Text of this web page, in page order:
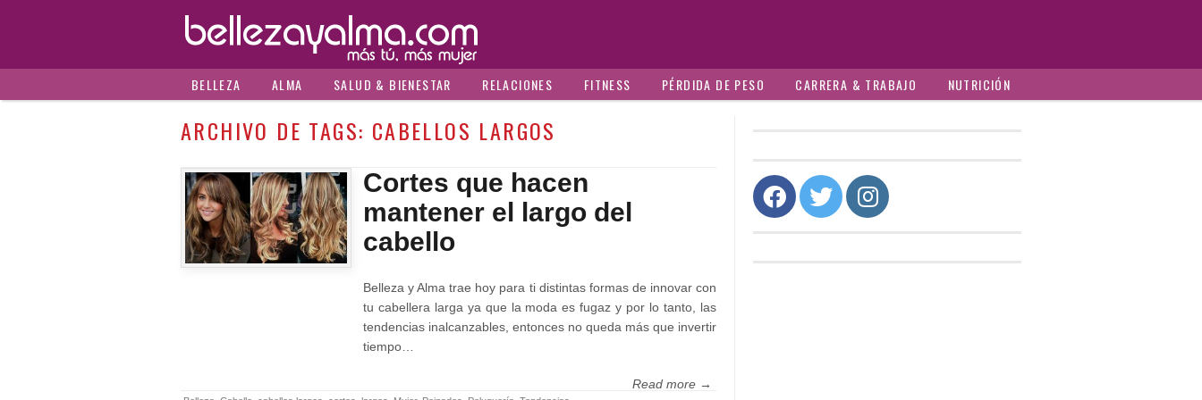
BELLEZA ALMA SALUD & BIENESTAR RELACIONES FITNESS PÉRDIDA DE PESO CARRERA & TRABAJO NUTRICIÓN
ARCHIVO DE TAGS: CABELLOS LARGOS
Cortes que hacen
mantener el largo del
cabello
Belleza y Alma trae hoy para ti distintas formas de innovar con
tu cabellera larga ya que la moda es fugaz y por lo tanto, las
tendencias inalcanzables, entonces no queda más que invertir
tiempo…
Read more →